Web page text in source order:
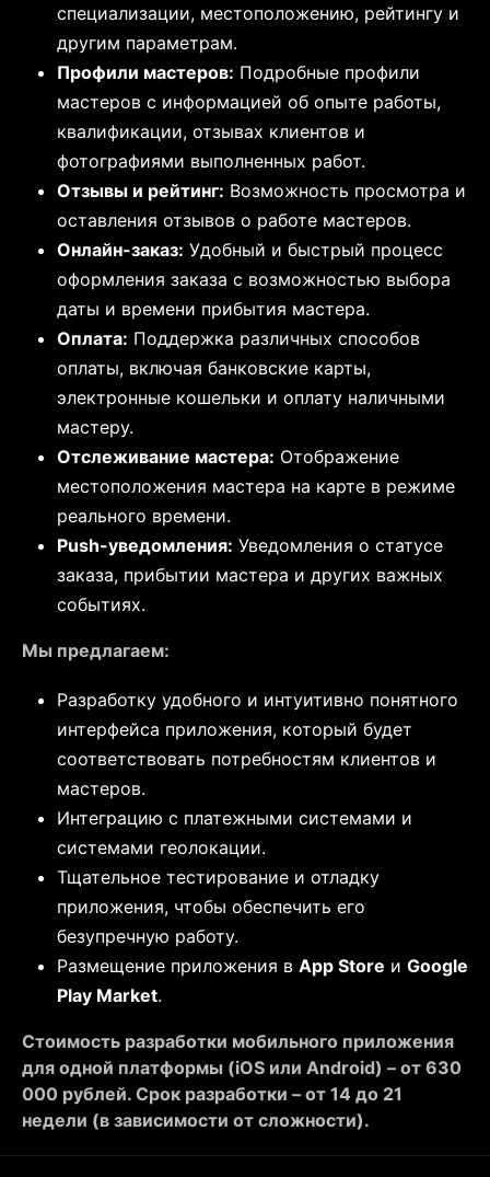
специализации, местоположению, рейтингу и
другим параметрам.
Профили мастеров: Подробные профили
мастеров с информацией об опыте работы,
квалификации, отзывах клиентов и
фотографиями выполненных работ.
Отзывы и рейтинг: Возможность просмотра и
оставления отзывов о работе мастеров.
Онлайн-заказ: Удобный и быстрый процесс
оформления заказа с возможностью выбора
даты и времени прибытия мастера.
Оплата: Поддержка различных способов
оплаты, включая банковские карты,
электронные кошельки и оплату наличными
мастеру.
Отслеживание мастера: Отображение
местоположения мастера на карте в режиме
реального времени.
Push-уведомления: Уведомления о статусе
заказа, прибытии мастера и других важных
событиях.
Мы предлагаем:
Разработку удобного и интуитивно понятного
интерфейса приложения, который будет
соответствовать потребностям клиентов и
мастеров.
Интеграцию с платежными системами и
системами геолокации.
Тщательное тестирование и отладку
приложения, чтобы обеспечить его
безупречную работу.
Размещение приложения в App Store и Google
Play Market.
Стоимость разработки мобильного приложения
для одной платформы (iOS или Android) – от 630
000 рублей. Срок разработки – от 14 до 21
недели (в зависимости от сложности).